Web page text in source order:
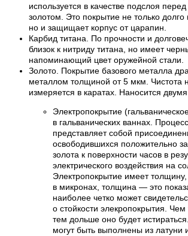
используется в качестве подслоя
золотом. Это покрытие не только долго
но и защищает корпус от царапин.
Карбид титана. По прочности и
близок к нитриду титана, но имеет
напоминающий цвет оружейной стали.
Золото. Покрытие базового металла
металлом толщиной от 5 мкм. Чистота
измеряется в каратах. Наносится
Электропокрытие
в гальванических ваннах.
представляет собой
освободившихся положительно
золота к поверхности часов в
электрического воздействия на
Электропокрытие имеет
в микронах, толщина — это
наиболее четко может
о стойкости элекропокрытия.
тем дольше оно будет
могут быть выполнены из латуни